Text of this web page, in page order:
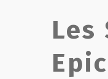
Les